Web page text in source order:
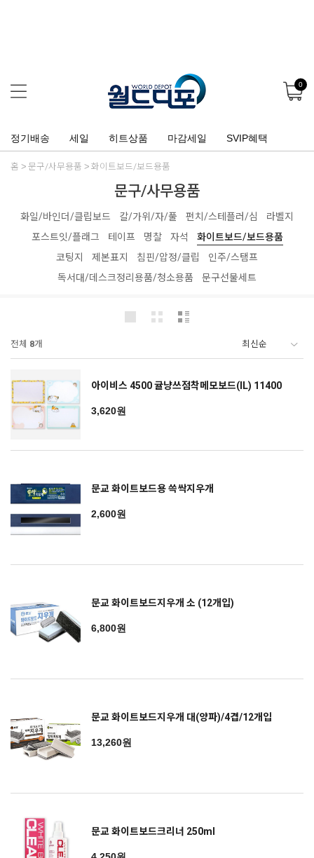
0
정기배송 세일 히트상품 마감세일 SVIP혜택
홈 문구/사무용품 화이트보드/보드용품
문구/사무용품
화일/바인더/클립보드 칼/가위/자/풀 펀치/스테플러/심
라벨지
포스트잇/플래그
테이프 명찰 자석
화이트보드/보드용품
코팅지
제본표지 침핀/압정/클립
인주/스탬프
독서대/데스크정리용품/청소용품
문구선물세트
전체 8개
아이비스 4500 귤냥쓰점착메모보드(IL) 11400
3,620원
문교 화이트보드용 쓱싹지우개
2,600원
문교 화이트보드지우개 소 (12개입)
6,800원
문교 화이트보드지우개 대(양파)/4겹/12개입
13,260원
문교 화이트보드크리너 250ml